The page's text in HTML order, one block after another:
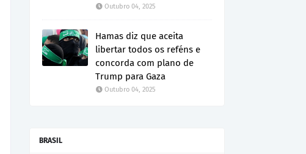
Outubro 04, 2025
Hamas diz que aceita
libertar todos os reféns e
concorda com plano de
Trump para Gaza
Outubro 04, 2025
BRASIL